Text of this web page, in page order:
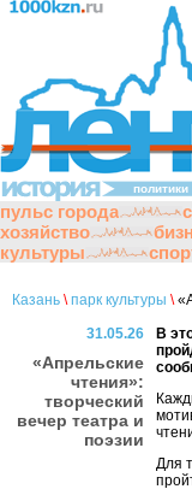
политики
пульс города
хозяйство
культуры
Казань \ парк культуры \
31.05.26
«Апрельские
чтения»:
творческий
вечер театра и
поэзии
В
Для